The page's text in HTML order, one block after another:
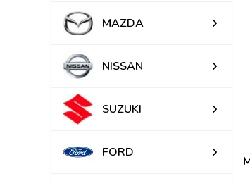
MAZDA
NISSAN
SUZUKI
FORD